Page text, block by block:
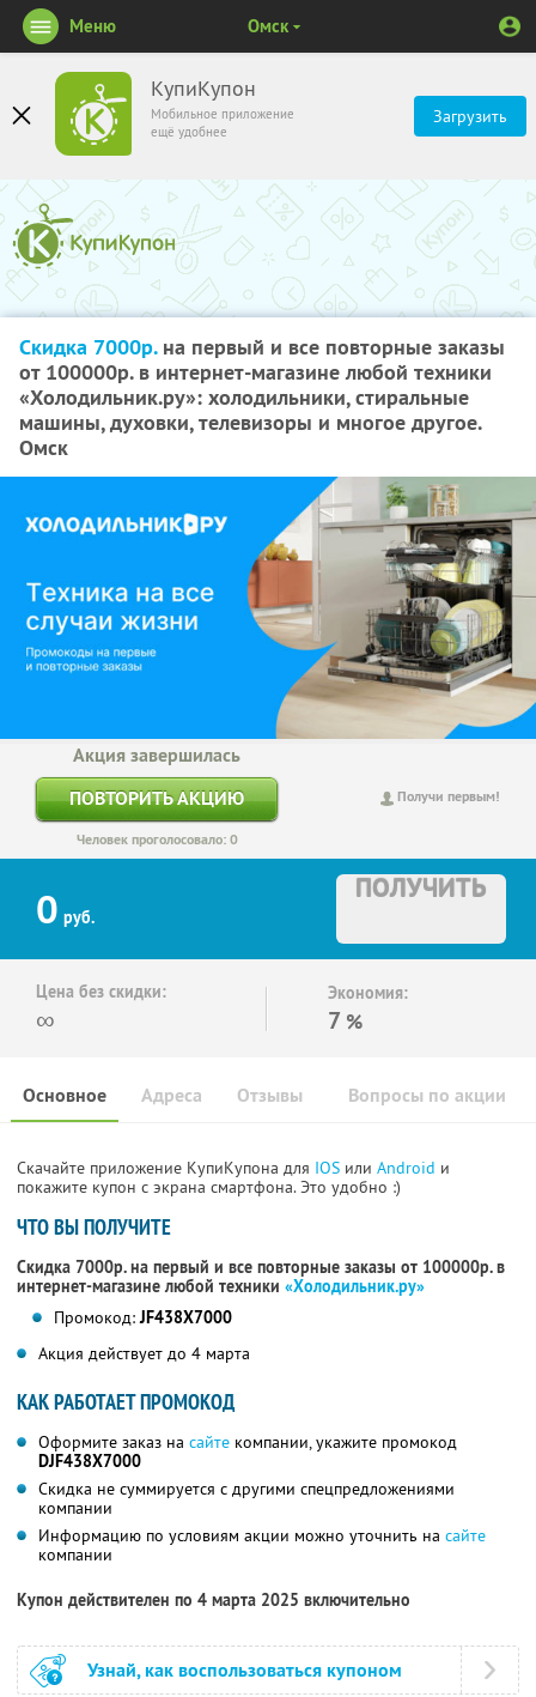
КупиКупон
Мобильное приложение
ещё удобнее
Загрузить
Меню Омск
Скидка 7000р.на первый и все повторные заказы
от 100000р. в интернет-магазине любой техники
«Холодильник.ру»: холодильники, стиральные
машины, духовки, телевизоры и многое другое.
Омск
Получи первым!
Акция завершилась
ПОВТОРИТЬ АКЦИЮ
Человек проголосовало: 0
0 руб.
ПОЛУЧИТЬ
Цена без скидки:
∞
Экономия:
7 %
Основное Отзывы Вопросы по акции
Адреса
Скачайте приложение КупиКупона для IOS или Android и
покажите купон с экрана смартфона. Это удобно :)
ЧТО ВЫ ПОЛУЧИТЕ
Скидка 7000р. на первый и все повторные заказы от 100000р. в
интернет-магазине любой техники «Холодильник.ру»
Промокод:JF438X7000
Акция действует до 4 марта
КАК РАБОТАЕТ ПРОМОКОД
Оформите заказ на сайте компании, укажите промокод
DJF438X7000
Скидка не суммируется с другими спецпредложениями
компании
Информацию по условиям акции можно уточнить на сайте
компании
Купон действителен по 4 марта 2025 включительно
Узнай, как воспользоваться купоном